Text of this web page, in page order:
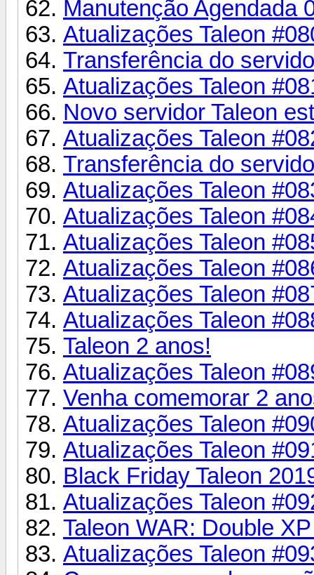
Manutenção Agendada
Atualizações Taleon
Transferência do
Atualizações Taleon
Novo servidor Taleon
Atualizações Taleon
Transferência do
Atualizações Taleon
Atualizações Taleon
Atualizações Taleon
Atualizações Taleon
Atualizações Taleon
Atualizações Taleon
Taleon 2 anos!
Atualizações Taleon
Venha comemorar 2
Atualizações Taleon
Atualizações Taleon
Black Friday Taleon
Atualizações Taleon
Taleon WAR: Double
Atualizações Taleon